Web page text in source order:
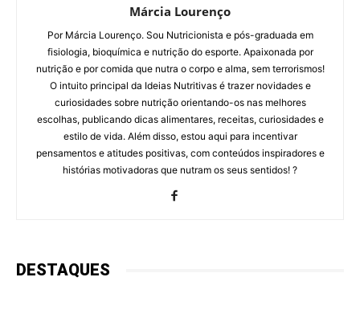
Márcia Lourenço
Por Márcia Lourenço. Sou Nutricionista e pós-graduada em
fisiologia, bioquímica e nutrição do esporte. Apaixonada por
nutrição e por comida que nutra o corpo e alma, sem terrorismos!
O intuito principal da Ideias Nutritivas é trazer novidades e
curiosidades sobre nutrição orientando-os nas melhores
escolhas, publicando dicas alimentares, receitas, curiosidades e
estilo de vida. Além disso, estou aqui para incentivar
pensamentos e atitudes positivas, com conteúdos inspiradores e
histórias motivadoras que nutram os seus sentidos! ?
DESTAQUES